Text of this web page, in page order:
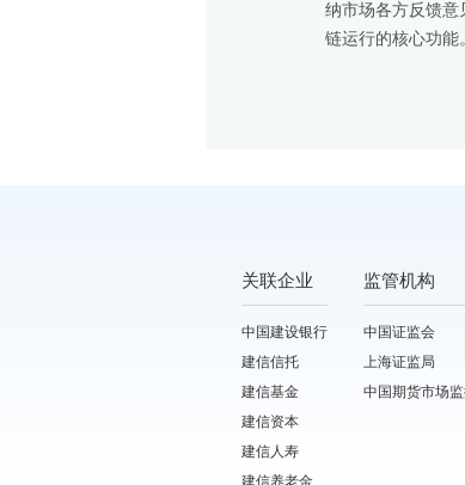
纳市场各方反馈意
链运行的核心功能
关联企业
中国建设银行
建信信托
建信基金
建信资本
建信人寿
建信养老金
监管机构
中国证监会
上海证监局
中国期货市场